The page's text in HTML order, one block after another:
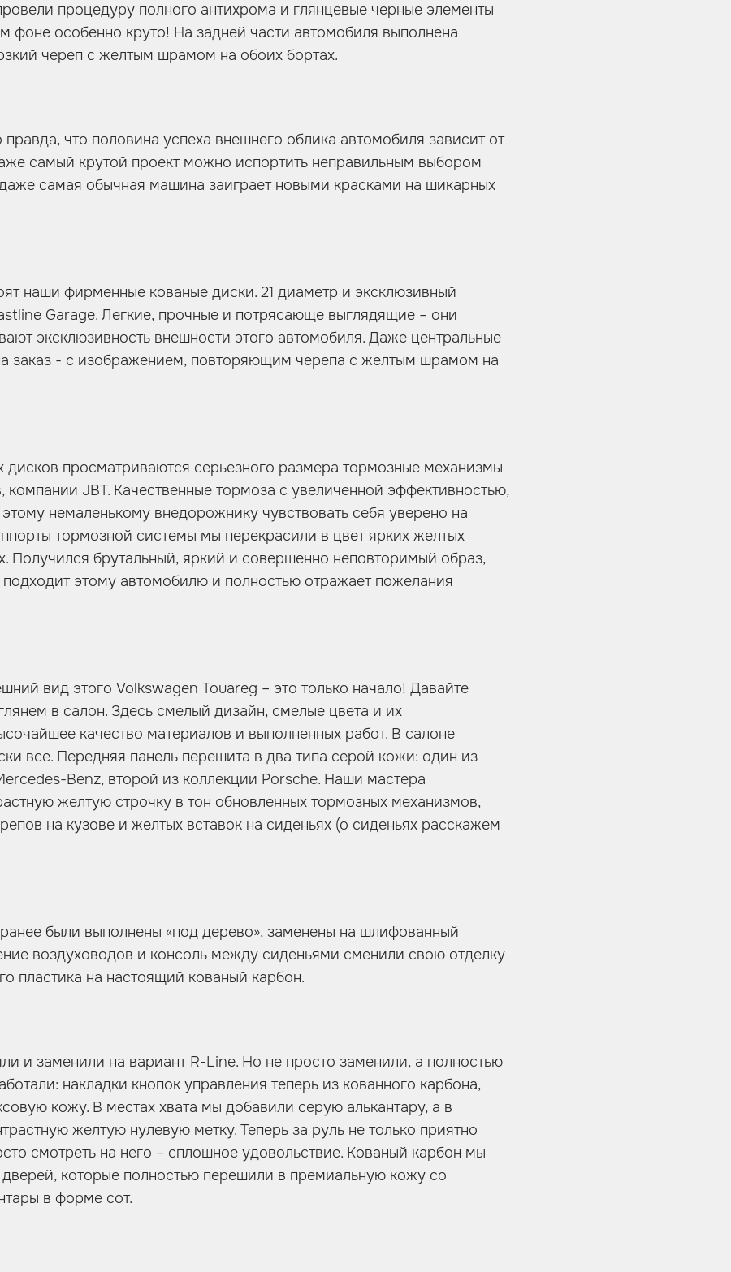
процедуру полного антихрома и глянцевые черные элементы
фоне особенно круто! На задней части автомобиля выполнена
череп с желтым шрамом на обоих бортах.
правда, что половина успеха внешнего облика автомобиля зависит от
самый крутой проект можно испортить неправильным выбором
самая обычная машина заиграет новыми красками на шикарных
наши фирменные кованые диски. 21 диаметр и эксклюзивный
Garage. Легкие, прочные и потрясающе выглядящие – они
эксклюзивность внешности этого автомобиля. Даже центральные
заказ - с изображением, повторяющим черепа с желтым шрамом на
дисков просматриваются серьезного размера тормозные механизмы
компании JBT. Качественные тормоза с увеличенной эффективностью,
немаленькому внедорожнику чувствовать себя уверено на
тормозной системы мы перекрасили в цвет ярких желтых
Получился брутальный, яркий и совершенно неповторимый образ,
этому автомобилю и полностью отражает пожелания
вид этого Volkswagen Touareg – это только начало! Давайте
в салон. Здесь смелый дизайн, смелые цвета и их
качество материалов и выполненных работ. В салоне
все. Передняя панель перешита в два типа серой кожи: один из
Benz, второй из коллекции Porsche. Наши мастера
желтую строчку в тон обновленных тормозных механизмов,
на кузове и желтых вставок на сиденьях (о сиденьях расскажем
были выполнены «под дерево», заменены на шлифованный
воздуховодов и консоль между сиденьями сменили свою отделку
пластика на настоящий кованый карбон.
и заменили на вариант R-Line. Но не просто заменили, а полностью
накладки кнопок управления теперь из кованного карбона,
кожу. В местах хвата мы добавили серую алькантару, а в
желтую нулевую метку. Теперь за руль не только приятно
смотреть на него – сплошное удовольствие. Кованый карбон мы
которые полностью перешили в премиальную кожу со
в форме сот.